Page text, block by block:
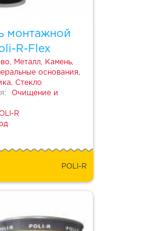
монтажной
R-Flex
Металл, Камень,
основания,
Стекло
Очищение и
R
POLI-R